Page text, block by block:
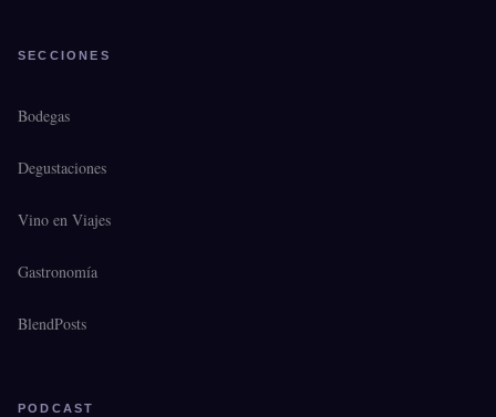
SECCIONES
Bodegas
Degustaciones
Vino en Viajes
Gastronomía
BlendPosts
PODCAST